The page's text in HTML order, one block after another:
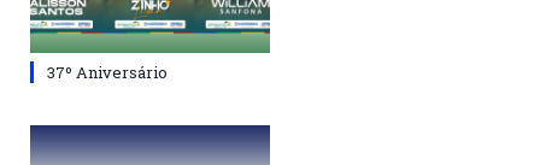
37º Aniversário